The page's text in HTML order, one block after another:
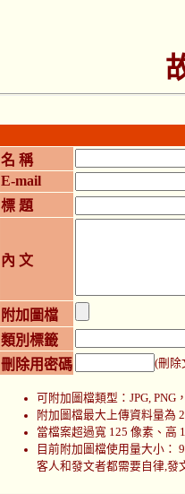
名 稱
E-mail
標 題
內 文
附加圖檔
類別標籤
刪除用密碼
(刪除
可附加圖檔類型：JPG, PNG
附加圖檔最大上傳資料量為
當檔案超過寬 125 像素、高
目前附加圖檔使用量大小：
客人和發文者都需要自律,發